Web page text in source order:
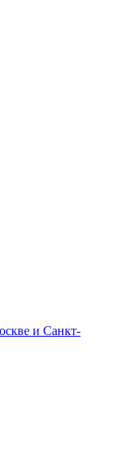
и Санкт-